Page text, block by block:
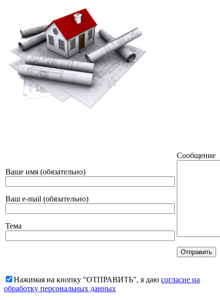
Ваше имя (обязательно)
Ваш e-mail (обязательно)
Тема
Сообщение
Нажимая на кнопку "ОТПРАВИТЬ", я даю согласие на
обработку персональных данных